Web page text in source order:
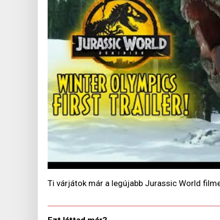
Ti várjátok már a legújabb Jurassic World